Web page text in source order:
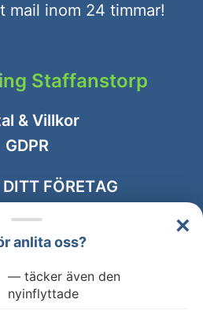
mail inom 24 timmar!
Staffanstorp
& Villkor
GDPR
FÖRETAG
×
anlita oss?
— täcker även den
nyinflyttade